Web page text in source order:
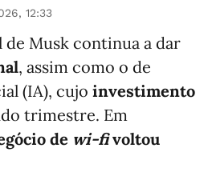
12:33
de Musk continua a dar
, assim como o de
(IA), cujo investimento
trimestre. Em
de wi-fivoltou